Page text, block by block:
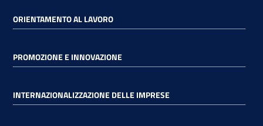
su
ORIENTAMENTO AL LAVORO
PROMOZIONE E INNOVAZIONE
INTERNAZIONALIZZAZIONE DELLE IMPRESE